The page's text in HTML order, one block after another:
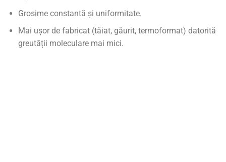
Grosime constantă și uniformitate.
Mai ușor de fabricat (tăiat, găurit, termoformat) datorită
greutății moleculare mai mici.